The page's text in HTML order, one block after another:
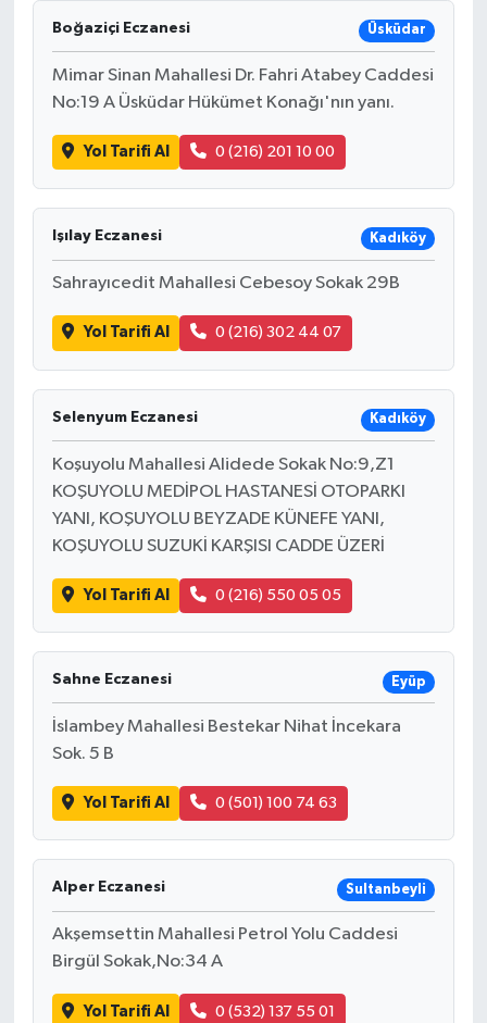
Boğaziçi Eczanesi Üsküdar
Mimar Sinan Mahallesi Dr. Fahri Atabey Caddesi
No:19 A Üsküdar Hükümet Konağı'nın yanı.
Yol Tarifi Al 0 (216) 201 10 00
Işılay Eczanesi Kadıköy
Sahrayıcedit Mahallesi Cebesoy Sokak 29B
Yol Tarifi Al 0 (216) 302 44 07
Selenyum Eczanesi Kadıköy
Koşuyolu Mahallesi Alidede Sokak No:9,Z1
KOŞUYOLU MEDİPOL HASTANESİ OTOPARKI
YANI, KOŞUYOLU BEYZADE KÜNEFE YANI,
KOŞUYOLU SUZUKİ KARŞISI CADDE ÜZERİ
Yol Tarifi Al 0 (216) 550 05 05
Sahne Eczanesi Eyüp
İslambey Mahallesi Bestekar Nihat İncekara
Sok. 5 B
Yol Tarifi Al 0 (501) 100 74 63
Alper Eczanesi Sultanbeyli
Akşemsettin Mahallesi Petrol Yolu Caddesi
Birgül Sokak,No:34 A
Yol Tarifi Al 0 (532) 137 55 01